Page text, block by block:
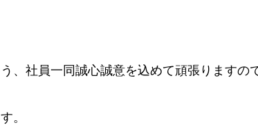
、社員一同誠心誠意を込めて頑張りますの
。